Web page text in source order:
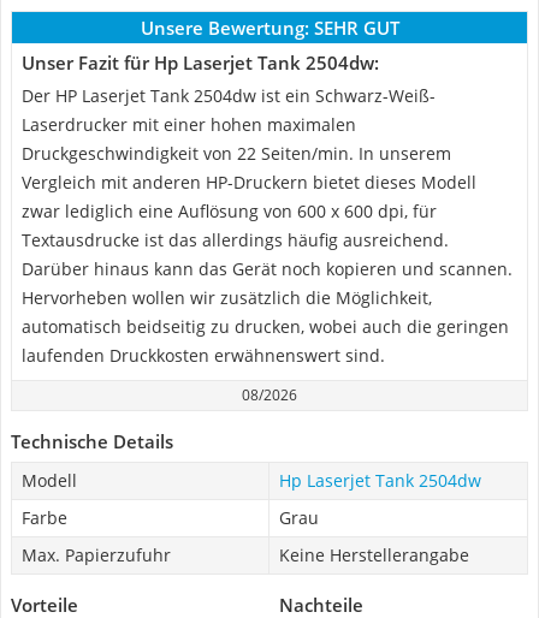
Unsere Bewertung: SEHR GUT
Unser Fazit für Hp Laserjet Tank 2504dw:
Der HP Laserjet Tank 2504dw ist ein Schwarz-Weiß-
Laserdrucker mit einer hohen maximalen
Druckgeschwindigkeit von 22 Seiten/min. In unserem
Vergleich mit anderen HP-Druckern bietet dieses Modell
zwar lediglich eine Auflösung von 600 x 600 dpi, für
Textausdrucke ist das allerdings häufig ausreichend.
Darüber hinaus kann das Gerät noch kopieren und scannen.
Hervorheben wollen wir zusätzlich die Möglichkeit,
automatisch beidseitig zu drucken, wobei auch die geringen
laufenden Druckkosten erwähnenswert sind.
08/2026
Technische Details
Modell
Hp Laserjet Tank 2504dw
Farbe
Grau
Max. Papierzufuhr
Keine Herstellerangabe
Vorteile Nachteile